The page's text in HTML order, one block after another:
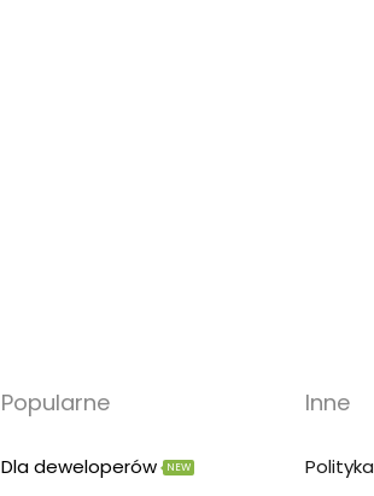
Popularne
Dla deweloperów NEW
Inne